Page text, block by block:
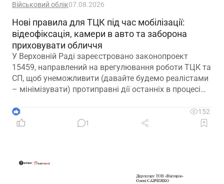
Військовий облік07.08.2026
Нові правила для ТЦК під час мобілізації:
відеофіксація, камери в авто та заборона
приховувати обличчя
У Верховній Раді зареєстровано законопроект
15459, направлений на врегулювання роботи ТЦК та
СП, щоб унеможливити (давайте будемо реалістами
– мінімізувати) протиправні дії останніх в процесі
3
152
1